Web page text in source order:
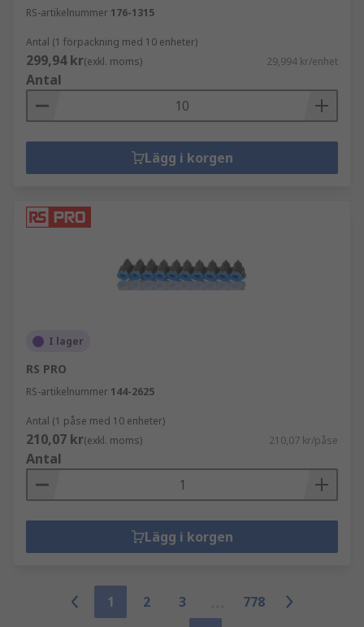
RS-artikelnummer 176-1315
Antal (1 förpackning med 10 enheter)
299,94 kr(exkl. moms) 29,994 kr/enhet
Antal
Lägg i korgen
I lager
RS PRO
RS-artikelnummer 144-2625
Antal (1 påse med 10 enheter)
210,07 kr(exkl. moms) 210,07 kr/påse
Antal
Lägg i korgen
1 2 3
778